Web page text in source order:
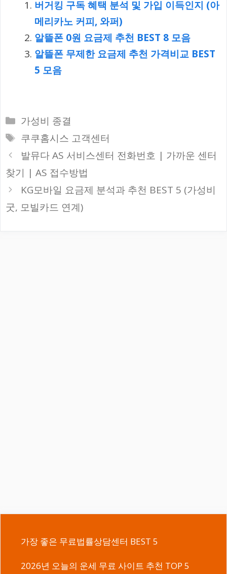
버거킹 구독 혜택 분석 및 가입 이득인지 (아
메리카노 커피, 와퍼)
알뜰폰 0원 요금제 추천 BEST 8 모음
알뜰폰 무제한 요금제 추천 가격비교 BEST
5 모음
카
테
고
리
가성비 종결
태
그
쿠쿠홈시스 고객센터
발뮤다 AS 서비스센터 전화번호 | 가까운 센터
찾기 | AS 접수방법
KG모바일 요금제 분석과 추천 BEST 5 (가성비
굿, 모빌카드 연계)
가장 좋은 무료법률상담센터 BEST 5
2026년 오늘의 운세 무료 사이트 추천 TOP 5